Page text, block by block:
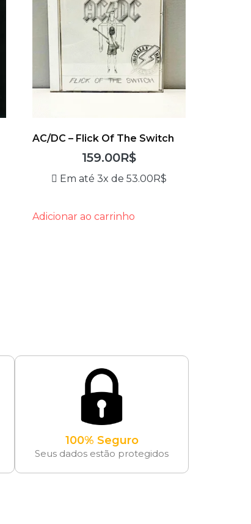
AC/DC – Flick Of The Switch
159.00R$
Em até 3x de53.00R$
Adicionar ao carrinho
100% Seguro
Seus dados estão protegidos